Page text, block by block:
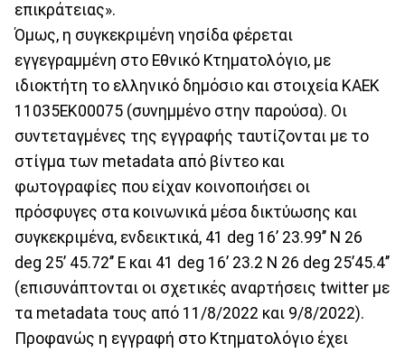
επικράτειας».
Όμως, η συγκεκριμένη νησίδα φέρεται
εγγεγραμμένη στο Εθνικό Κτηματολόγιο, με
ιδιοκτήτη το ελληνικό δημόσιο και στοιχεία ΚΑΕΚ
11035ΕΚ00075 (συνημμένο στην παρούσα). Οι
συντεταγμένες της εγγραφής ταυτίζονται με το
στίγμα των metadata από βίντεο και
φωτογραφίες που είχαν κοινοποιήσει οι
πρόσφυγες στα κοινωνικά μέσα δικτύωσης και
συγκεκριμένα, ενδεικτικά, 41 deg 16’ 23.99’’ N 26
deg 25’ 45.72’’ E και 41 deg 16’ 23.2 N 26 deg 25’45.4’’
(επισυνάπτονται οι σχετικές αναρτήσεις twitter με
τα metadata τους από 11/8/2022 και 9/8/2022).
Προφανώς η εγγραφή στο Κτηματολόγιο έχει